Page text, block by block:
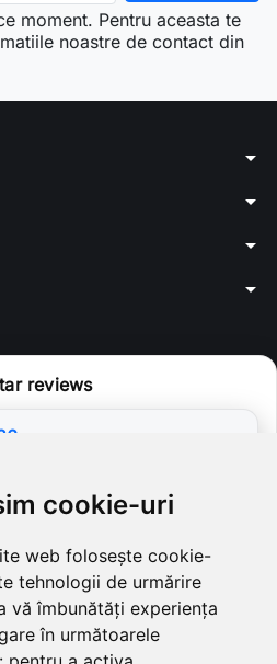
cookie-uri
web folosește cookie-
tehnologii de urmărire
vă îmbunătăți experiența
în următoarele
moment. Pentru aceasta te
noastre de contact din
arrow_drop_down
arrow_drop_down
arrow_drop_down
arrow_drop_down
reviews
material grosut,
plin. Se aseaza frumos pe